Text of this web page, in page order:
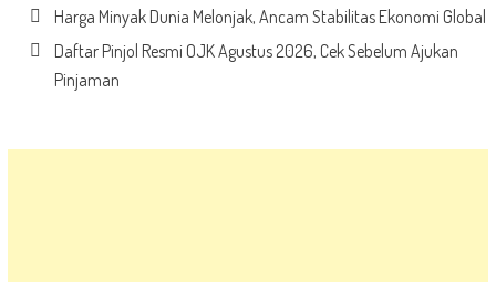
Harga Minyak Dunia Melonjak, Ancam Stabilitas Ekonomi Global
Daftar Pinjol Resmi OJK Agustus 2026, Cek Sebelum Ajukan
Pinjaman